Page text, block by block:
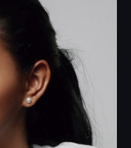
una de sus